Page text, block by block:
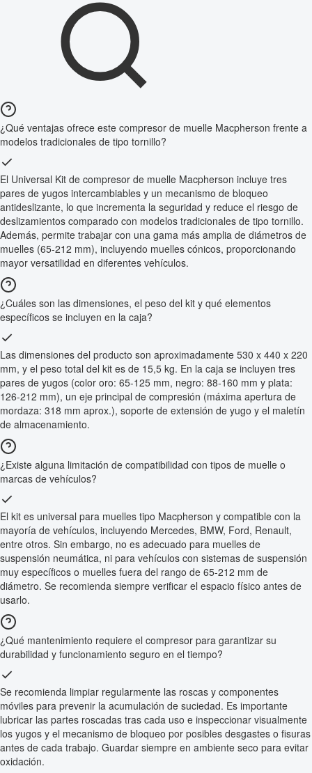
¿Qué ventajas ofrece este compresor de muelle Macpherson frente a
modelos tradicionales de tipo tornillo?
El Universal Kit de compresor de muelle Macpherson incluye tres
pares de yugos intercambiables y un mecanismo de bloqueo
antideslizante, lo que incrementa la seguridad y reduce el riesgo de
deslizamientos comparado con modelos tradicionales de tipo tornillo.
Además, permite trabajar con una gama más amplia de diámetros de
muelles (65-212 mm), incluyendo muelles cónicos, proporcionando
mayor versatilidad en diferentes vehículos.
¿Cuáles son las dimensiones, el peso del kit y qué elementos
específicos se incluyen en la caja?
Las dimensiones del producto son aproximadamente 530 x 440 x 220
mm, y el peso total del kit es de 15,5 kg. En la caja se incluyen tres
pares de yugos (color oro: 65-125 mm, negro: 88-160 mm y plata:
126-212 mm), un eje principal de compresión (máxima apertura de
mordaza: 318 mm aprox.), soporte de extensión de yugo y el maletín
de almacenamiento.
¿Existe alguna limitación de compatibilidad con tipos de muelle o
marcas de vehículos?
El kit es universal para muelles tipo Macpherson y compatible con la
mayoría de vehículos, incluyendo Mercedes, BMW, Ford, Renault,
entre otros. Sin embargo, no es adecuado para muelles de
suspensión neumática, ni para vehículos con sistemas de suspensión
muy específicos o muelles fuera del rango de 65-212 mm de
diámetro. Se recomienda siempre verificar el espacio físico antes de
usarlo.
¿Qué mantenimiento requiere el compresor para garantizar su
durabilidad y funcionamiento seguro en el tiempo?
Se recomienda limpiar regularmente las roscas y componentes
móviles para prevenir la acumulación de suciedad. Es importante
lubricar las partes roscadas tras cada uso e inspeccionar visualmente
los yugos y el mecanismo de bloqueo por posibles desgastes o fisuras
antes de cada trabajo. Guardar siempre en ambiente seco para evitar
oxidación.